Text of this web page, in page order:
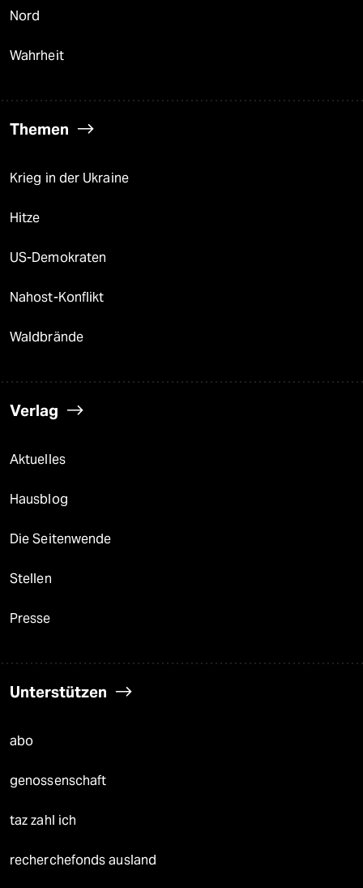
Nord
Wahrheit
Themen
Krieg in der Ukraine
Hitze
US-Demokraten
Nahost-Konflikt
Waldbrände
Verlag
Aktuelles
Hausblog
Die Seitenwende
Stellen
Presse
Unterstützen
abo
genossenschaft
taz zahl ich
recherchefonds ausland